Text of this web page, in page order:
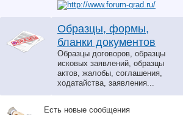
Образцы, формы,
бланки документов
Образцы договоров, образцы
исковых заявлений, образцы
актов, жалобы, соглашения,
ходатайства, заявления...
Есть новые сообщения